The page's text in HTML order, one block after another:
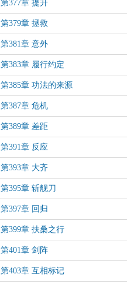
第377章 提升
第379章 拯救
第381章 意外
第383章 履行约定
第385章 功法的来源
第387章 危机
第389章 差距
第391章 反应
第393章 大齐
第395章 斩舰刀
第397章 回归
第399章 扶桑之行
第401章 剑阵
第403章 互相标记